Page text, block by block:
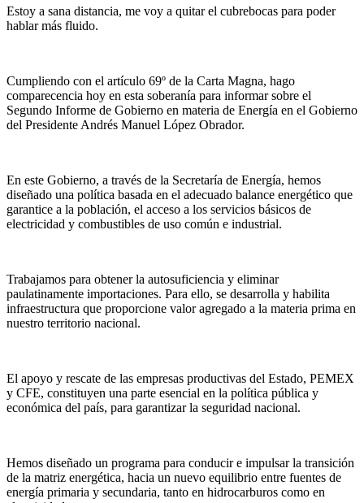
Estoy a sana distancia, me voy a quitar el cubrebocas para poder
hablar más fluido.
Cumpliendo con el artículo 69º de la Carta Magna, hago
comparecencia hoy en esta soberanía para informar sobre el
Segundo Informe de Gobierno en materia de Energía en el Gobierno
del Presidente Andrés Manuel López Obrador.
En este Gobierno, a través de la Secretaría de Energía, hemos
diseñado una política basada en el adecuado balance energético que
garantice a la población, el acceso a los servicios básicos de
electricidad y combustibles de uso común e industrial.
Trabajamos para obtener la autosuficiencia y eliminar
paulatinamente importaciones. Para ello, se desarrolla y habilita
infraestructura que proporcione valor agregado a la materia prima en
nuestro territorio nacional.
El apoyo y rescate de las empresas productivas del Estado, PEMEX
y CFE, constituyen una parte esencial en la política pública y
económica del país, para garantizar la seguridad nacional.
Hemos diseñado un programa para conducir e impulsar la transición
de la matriz energética, hacia un nuevo equilibrio entre fuentes de
energía primaria y secundaria, tanto en hidrocarburos como en